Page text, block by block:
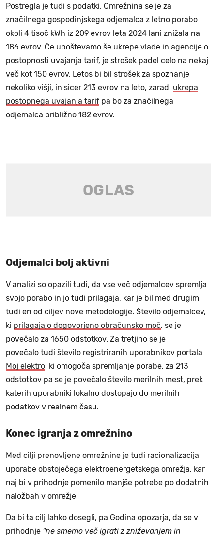
Postregla je tudi s podatki. Omrežnina se je za
značilnega gospodinjskega odjemalca z letno porabo
okoli 4 tisoč kWh iz 209 evrov leta 2024 lani znižala na
186 evrov. Če upoštevamo še ukrepe vlade in agencije o
postopnosti uvajanja tarif, je strošek padel celo na nekaj
več kot 150 evrov. Letos bi bil strošek za spoznanje
nekoliko višji, in sicer 213 evrov na leto, zaradi ukrepa
postopnega uvajanja tarif pa bo za značilnega
odjemalca približno 182 evrov.
Odjemalci bolj aktivni
V analizi so opazili tudi, da vse več odjemalcev spremlja
svojo porabo in jo tudi prilagaja, kar je bil med drugim
tudi en od ciljev nove metodologije. Število odjemalcev,
ki prilagajajo dogovorjeno obračunsko moč, se je
povečalo za 1650 odstotkov. Za tretjino se je
povečalo tudi število registriranih uporabnikov portala
Moj elektro, ki omogoča spremljanje porabe, za 213
odstotkov pa se je povečalo število merilnih mest, prek
katerih uporabniki lokalno dostopajo do merilnih
podatkov v realnem času.
Konec igranja z omrežnino
Med cilji prenovljene omrežnine je tudi racionalizacija
uporabe obstoječega elektroenergetskega omrežja, kar
naj bi v prihodnje pomenilo manjše potrebe po dodatnih
naložbah v omrežje.
Da bi ta cilj lahko dosegli, pa Godina opozarja, da se v
prihodnje "ne smemo več igrati z zniževanjem in